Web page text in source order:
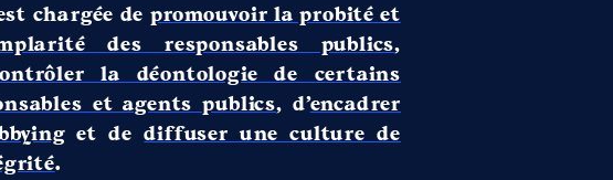
chargée de promouvoir la probité et
des responsables publics,
la déontologie de certains
et agents publics, d’encadrer
et dediffuser une culture de
.